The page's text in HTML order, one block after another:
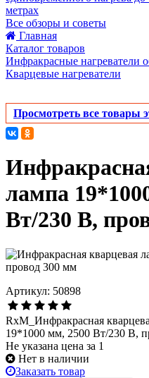
метрах
Все обзоры и советы
Главная
Каталог товаров
Инфракрасные нагреватели
Кварцевые нагреватели
Просмотреть все товары
лампа
Вт/230 В,
Артикул: 50898
RxM_Инфракрасная
19*1000 мм, 2500 Вт/230 В,
Не указана цена за 1
Нет в наличии
Заказать товар